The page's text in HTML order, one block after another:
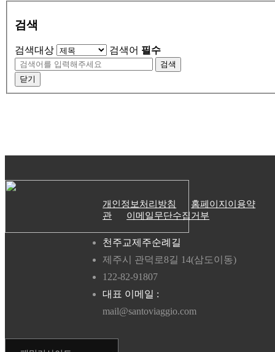
검색
검색대상 검색어 필수
검색
닫기
개인정보처리방침
홈페이지이용약
관
이메일무단수집거부
천주교제주순례길
제주시 관덕로8길 14(삼도이동)
122-82-91807
대표 이메일 :
mail@santoviaggio.com